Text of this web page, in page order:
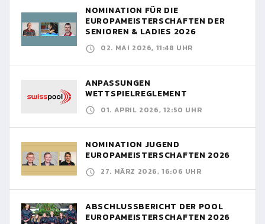
NOMINATION FÜR DIE
EUROPAMEISTERSCHAFTEN DER
SENIOREN & LADIES 2026
02. MAI 2026, 11:48 UHR
ANPASSUNGEN
WETTSPIELREGLEMENT
01. APRIL 2026, 12:50 UHR
NOMINATION JUGEND
EUROPAMEISTERSCHAFTEN 2026
27. MÄRZ 2026, 16:06 UHR
ABSCHLUSSBERICHT DER POOL
EUROPAMEISTERSCHAFTEN 2026